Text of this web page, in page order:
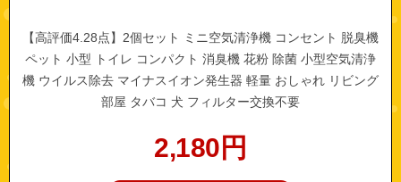
【高評価4.28点】2個セット ミニ空気清浄機 コンセント 脱臭機
ペット 小型 トイレ コンパクト 消臭機 花粉 除菌 小型空気清浄
機 ウイルス除去 マイナスイオン発生器 軽量 おしゃれ リビング
部屋 タバコ 犬 フィルター交換不要
2,180 円